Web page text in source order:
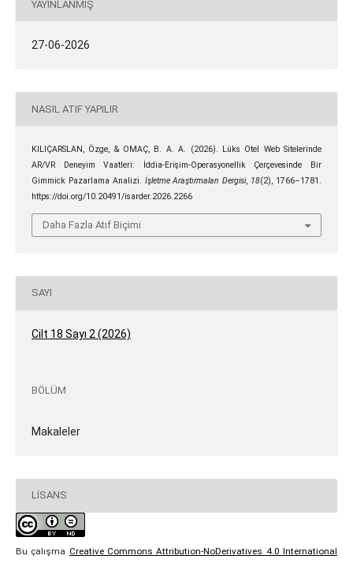
YAYINLANMIŞ
27-06-2026
NASIL ATIF YAPILIR
KILIÇARSLAN, Özge, & OMAÇ, B. A. A. (2026). Lüks Otel Web Sitelerinde
AR/VR Deneyim Vaatleri: İddia-Erişim-Operasyonellik Çerçevesinde Bir
Gimmick Pazarlama Analizi. İşletme Araştırmaları Dergisi, 18(2), 1766–1781.
https://doi.org/10.20491/isarder.2026.2266
Daha Fazla Atıf Biçimi
SAYI
Cilt 18 Sayı 2 (2026)
BÖLÜM
Makaleler
LISANS
Bu çalışma Creative Commons Attribution-NoDerivatives 4.0 International